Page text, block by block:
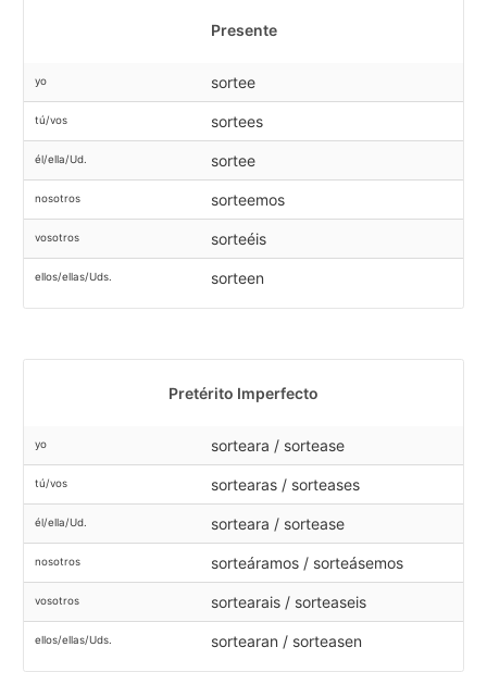
Presente
yo sortee
tú/vos sortees
él/ella/Ud. sortee
nosotros sorteemos
vosotros sorteéis
ellos/ellas/Uds. sorteen
Pretérito Imperfecto
yo sorteara / sortease
tú/vos sortearas / sorteases
él/ella/Ud. sorteara / sortease
nosotros sorteáramos / sorteásemos
vosotros sortearais / sorteaseis
ellos/ellas/Uds. sortearan / sorteasen